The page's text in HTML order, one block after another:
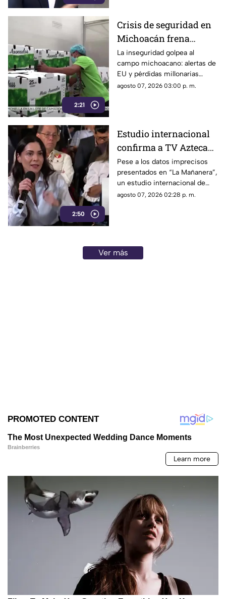
2:21
Crisis de seguridad en
Michoacán frena
exportación de
aguacate y deja
pérdidas millonarias
La inseguridad golpea al
campo michoacano: alertas de
EU y pérdidas millonarias
afectan la exportación de
agosto 07, 2026 03:00 p. m.
2:50
Estudio internacional
confirma a TV Azteca
como el medio líder en
credibilidad y alcance
Pese a los datos imprecisos
presentados en “La Mañanera”,
un estudio internacional de
Reuters confirma que TV
agosto 07, 2026 02:28 p. m.
Ver más